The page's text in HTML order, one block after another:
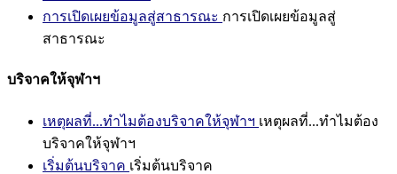
การเปิดเผยข้อมูลสู่สาธารณะ การเปิดเผยข้อมูลสู่
สาธารณะ
บริจาคให้จุฬาฯ
เหตุผลที่...ทำไมต้องบริจาคให้จุฬาฯ เหตุผลที่...ทำไมต้อง
บริจาคให้จุฬาฯ
เริ่มต้นบริจาค เริ่มต้นบริจาค